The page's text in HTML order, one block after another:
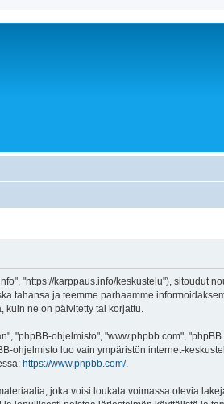
"https://karppaus.info/keskustelu"), sitoudut
tahansa ja teemme parhaamme
ne on päivitetty tai korjattu.
"phpBB-ohjelmisto", "www.phpbb.com",
ohjelmisto luo vain ympäristön internet-
https://www.phpbb.com/.
joka voisi loukata voimassa olevia